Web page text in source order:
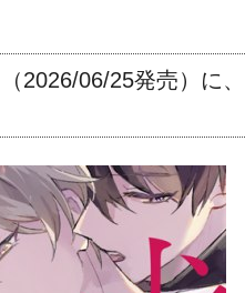
2026/06/25発売）に、